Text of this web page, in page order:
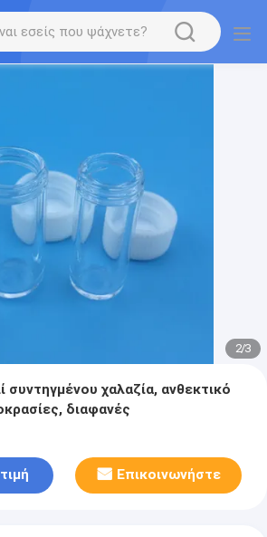
2/3
συντηγμένου χαλαζία, ανθεκτικό
διαφανές
Επικοινωνήστε